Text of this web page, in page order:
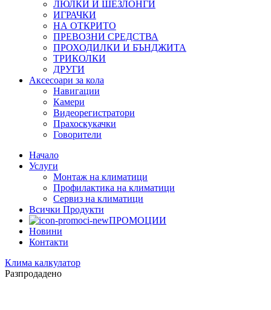
ЛЮЛКИ И ШЕЗЛОНГИ
ИГРАЧКИ
НА ОТКРИТО
ПРЕВОЗНИ СРЕДСТВА
ПРОХОДИЛКИ И БЪНДЖИТА
ТРИКОЛКИ
ДРУГИ
Аксесоари за кола
Навигации
Камери
Видеорегистратори
Прахоскукачки
Говорители
Начало
Услуги
Монтаж на климатици
Профилактика на климатици
Сервиз на климатици
Всички Продукти
ПРОМОЦИИ
Новини
Контакти
Клима калкулатор
Разпродадено